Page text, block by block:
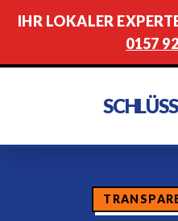
IHR LOKALER
0157